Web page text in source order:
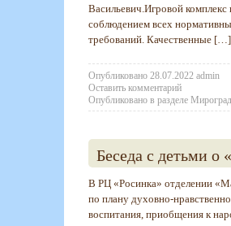
Васильевич.Игровой комплекс
соблюдением всех
требований. Качественные […]
Опубликовано 28.07.2022 admin
Оставить комментарий
Опубликовано в разделе Мироград
Беседа с детьми о
В РЦ «Росинка» отделении
по плану духовно-
воспитания, приобщения к